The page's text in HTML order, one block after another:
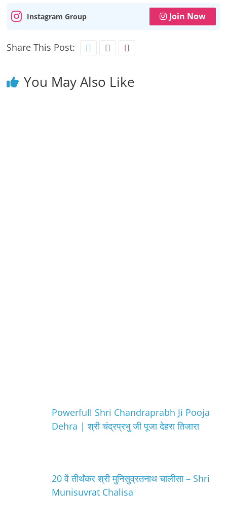
Instagram Group Join Now
Share This Post:
You May Also Like
Powerfull Shri Chandraprabh Ji Pooja
Dehra | श्री चंद्रप्रभु जी पूजा देहरा तिजारा
20 वें तीर्थंकर श्री मुनिसुव्रतनाथ चालीसा – Shri
Munisuvrat Chalisa